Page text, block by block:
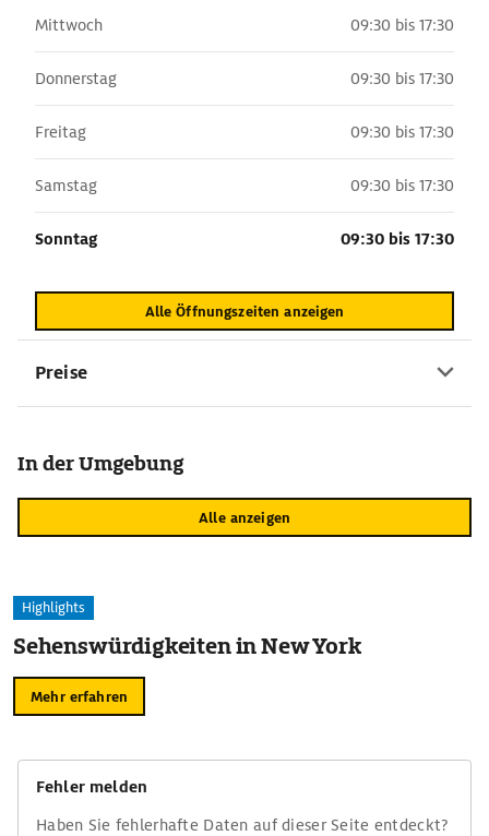
Mittwoch 09:30 bis 17:30
Donnerstag 09:30 bis 17:30
Freitag 09:30 bis 17:30
Samstag 09:30 bis 17:30
Sonntag 09:30 bis 17:30
Alle Öffnungszeiten anzeigen
Preise
In der Umgebung
Alle anzeigen
Highlights
Sehenswürdigkeiten in New York
Mehr erfahren
Fehler melden
Haben Sie fehlerhafte Daten auf dieser Seite entdeckt?